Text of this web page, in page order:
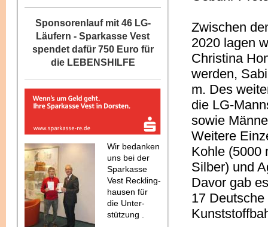
Sponsorenlauf mit 46 LG-
Läufern - Sparkasse Vest
spendet dafür 750 Euro für
die LEBENSHILFE
Wir bedanken
uns bei der
Sparkasse
Vest Reckling-
hausen für
die Unter-
stützung .
Zwischen
2020 lagen
Christina
werden,
m. Des
die LG-
sowie
Weitere
Kohle (5000
Silber) und
Davor gab
17